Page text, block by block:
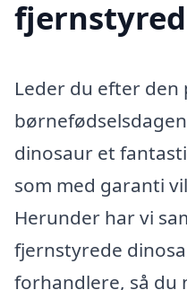
Leder du efter
dinosaur et
som med garanti
Herunder har vi
fjernstyrede
forhandlere, så du